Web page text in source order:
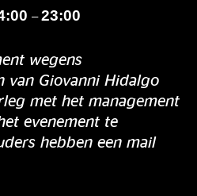
–23:00
wegens
van Giovanni Hidalgo
met het management
evenement te
hebben een mail